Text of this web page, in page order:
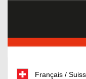
Français /